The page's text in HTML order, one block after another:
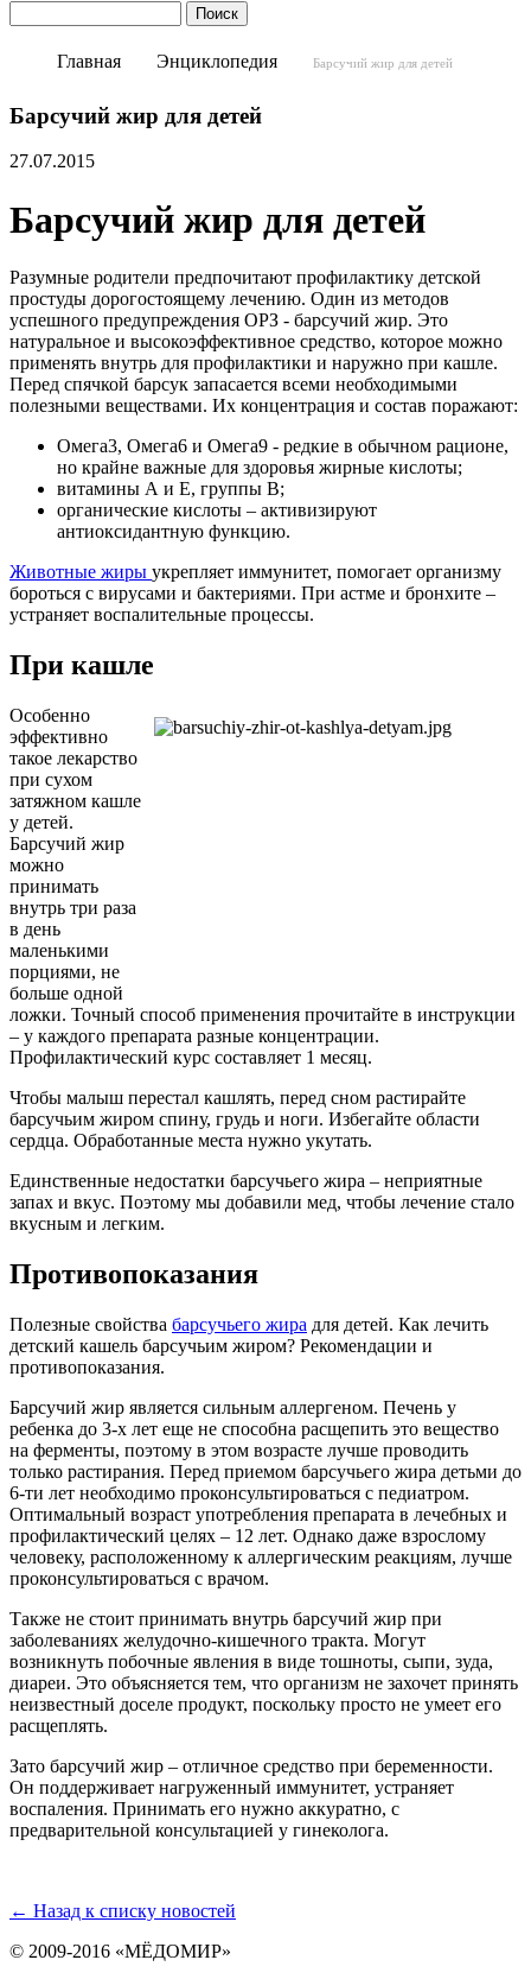
Главная Энциклопедия Барсучий жир для детей
Барсучий жир для детей
27.07.2015
Барсучий жир для детей
Разумные родители предпочитают профилактику детской
простуды дорогостоящему лечению. Один из методов
успешного предупреждения ОРЗ - барсучий жир. Это
натуральное и высокоэффективное средство, которое можно
применять внутрь для профилактики и наружно при кашле.
Перед спячкой барсук запасается всеми необходимыми
полезными веществами. Их концентрация и состав поражают:
Омега3, Омега6 и Омега9 - редкие в обычном рационе,
но крайне важные для здоровья жирные кислоты;
витамины А и Е, группы В;
органические кислоты – активизируют
антиоксидантную функцию.
Животные жиры укрепляет иммунитет, помогает организму
бороться с вирусами и бактериями. При астме и бронхите –
устраняет воспалительные процессы.
При кашле
Особенно
эффективно
такое лекарство
при сухом
затяжном кашле
у детей.
Барсучий жир
можно
принимать
внутрь три раза
в день
маленькими
порциями, не
больше одной
ложки. Точный способ применения прочитайте в инструкции
– у каждого препарата разные концентрации.
Профилактический курс составляет 1 месяц.
Чтобы малыш перестал кашлять, перед сном растирайте
барсучьим жиром спину, грудь и ноги. Избегайте области
сердца. Обработанные места нужно укутать.
Единственные недостатки барсучьего жира – неприятные
запах и вкус. Поэтому мы добавили мед, чтобы лечение стало
вкусным и легким.
Противопоказания
Полезные свойства барсучьего жира для детей. Как лечить
детский кашель барсучьим жиром? Рекомендации и
противопоказания.
Барсучий жир является сильным аллергеном. Печень у
ребенка до 3-х лет еще не способна расщепить это вещество
на ферменты, поэтому в этом возрасте лучше проводить
только растирания. Перед приемом барсучьего жира детьми до
6-ти лет необходимо проконсультироваться с педиатром.
Оптимальный возраст употребления препарата в лечебных и
профилактический целях – 12 лет. Однако даже взрослому
человеку, расположенному к аллергическим реакциям, лучше
проконсультироваться с врачом.
Также не стоит принимать внутрь барсучий жир при
заболеваниях желудочно-кишечного тракта. Могут
возникнуть побочные явления в виде тошноты, сыпи, зуда,
диареи. Это объясняется тем, что организм не захочет принять
неизвестный доселе продукт, поскольку просто не умеет его
расщеплять.
Зато барсучий жир – отличное средство при беременности.
Он поддерживает нагруженный иммунитет, устраняет
воспаления. Принимать его нужно аккуратно, с
предварительной консультацией у гинеколога.
← Назад к списку новостей
© 2009-2016 «МЁДОМИР»